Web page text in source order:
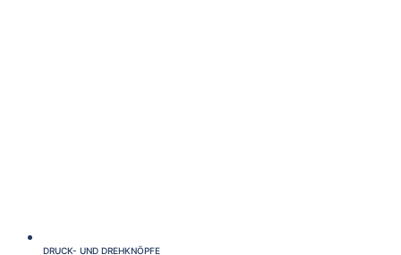
DRUCK- UND DREHKNÖPFE